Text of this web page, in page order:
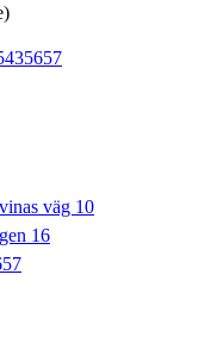
väg 10
16